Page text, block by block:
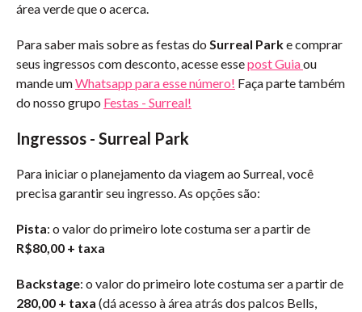
área verde que o acerca.
Para saber mais sobre as festas do Surreal Parke comprar
seus ingressos com desconto, acesse essepost Guiaou
mande umWhatsapp para esse número! Faça parte também
do nosso grupo Festas - Surreal!
Ingressos - Surreal Park
Para iniciar o planejamento da viagem ao Surreal, você
precisa garantir seu ingresso. As opções são:
Pista: o valor do primeiro lote costuma ser a partir de
R$80,00 + taxa
Backstage: o valor do primeiro lote costuma ser a partir de
280,00 + taxa (dá acesso à área atrás dos palcos Bells,